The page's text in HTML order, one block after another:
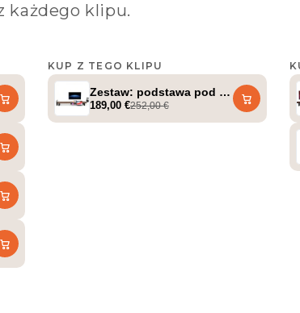
każdego klipu.
do monitora z siłownikiem gazowym (do 57 cali)
podwyższacz pod monitor – 2 monitory
@setup_dad
KUP Z TEGO KLIPU
Zestaw: podstawa pod monitor z
189,00 €252,00 €